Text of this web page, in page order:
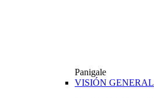
Panigale
VISIÓN GENERAL